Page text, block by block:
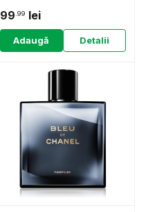
99 .99 lei
Adaugă Detalii